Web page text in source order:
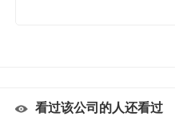
看过该公司的人还看过